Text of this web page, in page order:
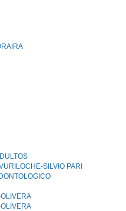
SILVIO PARI